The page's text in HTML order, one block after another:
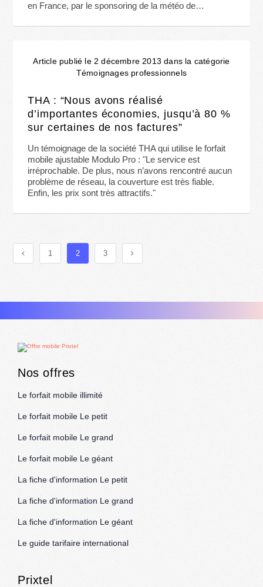
en France, par le sponsoring de la météo de…
Article publié le 2 décembre 2013 dans la catégorie
Témoignages professionnels
THA : “Nous avons réalisé
d’importantes économies, jusqu’à 80 %
sur certaines de nos factures”
Un témoignage de la société THA qui utilise le forfait
mobile ajustable Modulo Pro : "Le service est
irréprochable. De plus, nous n’avons rencontré aucun
problème de réseau, la couverture est très fiable.
Enfin, les prix sont très attractifs."
1 2 3
Nos offres
Le forfait mobile illimité
Le forfait mobile Le petit
Le forfait mobile Le grand
Le forfait mobile Le géant
La fiche d'information Le petit
La fiche d'information Le grand
La fiche d'information Le géant
Le guide tarifaire international
Prixtel